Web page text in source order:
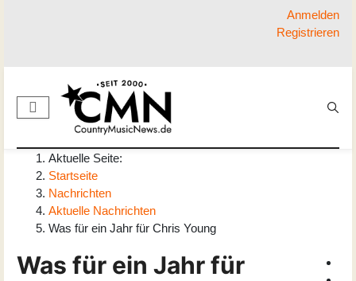
Anmelden
Registrieren
Aktuelle Seite:
Startseite
Nachrichten
Aktuelle Nachrichten
Was für ein Jahr für Chris Young
Was für ein Jahr für